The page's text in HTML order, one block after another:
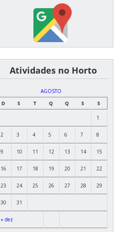
͏ ͏ ͏ ͏ ͏ ͏Atividades no Horto
AGOSTO
D
S T Q Q S S
« dez
1
2 3 4 5 6 7 8
9 10 11 12 13 14 15
16 17 18 19 20 21 22
23 24 25 26 27 28 29
30 31